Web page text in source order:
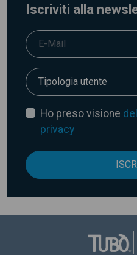
Iscriviti alla
Ho preso visione
privacy